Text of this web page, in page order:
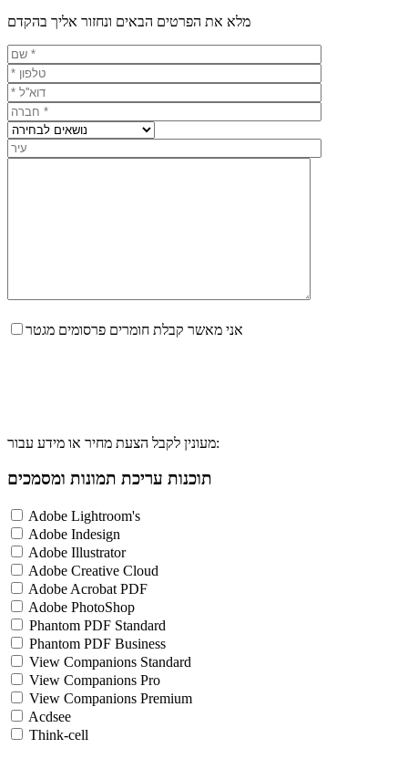
מלא את הפרטים הבאים ונחזור אליך בהקדם
אני מאשר קבלת חומרים פרסומים מגטר
מעונין לקבל הצעת מחיר או מידע עבור:
תוכנות עריכת תמונות ומסמכים
Adobe Lightroom's
Adobe Indesign
Adobe Illustrator
Adobe Creative Cloud
Adobe Acrobat PDF
Adobe PhotoShop
Phantom PDF Standard
Phantom PDF Business
View Companions Standard
View Companions Pro
View Companions Premium
Acdsee
Think-cell